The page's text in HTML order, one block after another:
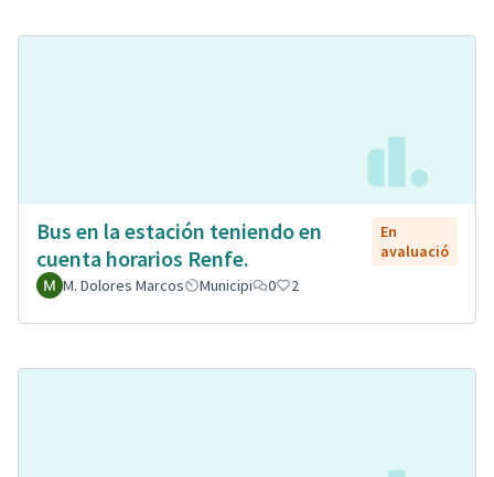
Bus en la estación teniendo en
cuenta horarios Renfe.
En
avaluació
M. Dolores Marcos
Municipi 0 2